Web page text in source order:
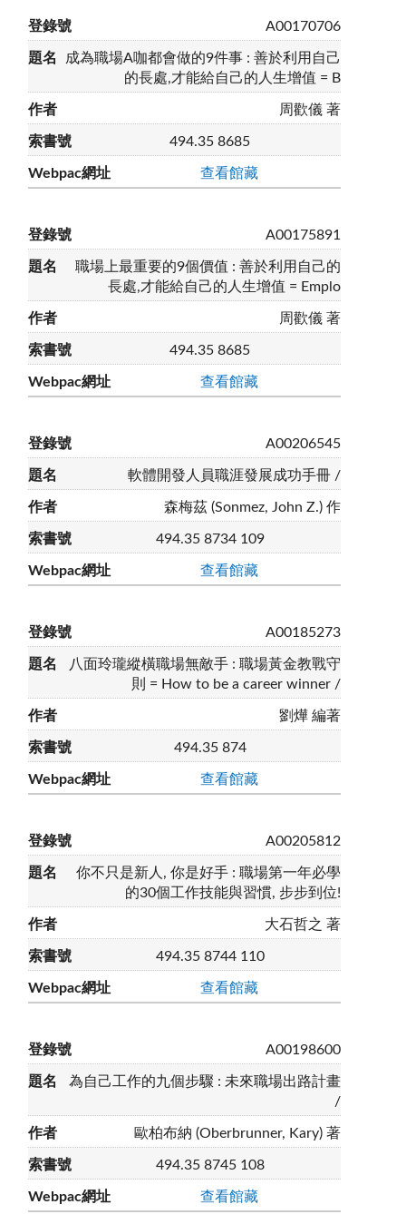
A00170706
成為職場A咖都會做的9件事 : 善於利用自己
的長處,才能給自己的人生增值 = B
周歡儀 著
494.35 8685
查看館藏
A00175891
職場上最重要的9個價值 : 善於利用自己的
長處,才能給自己的人生增值 = Emplo
周歡儀 著
494.35 8685
查看館藏
A00206545
軟體開發人員職涯發展成功手冊 /
森梅茲 (Sonmez, John Z.) 作
494.35 8734 109
查看館藏
A00185273
八面玲瓏縱橫職場無敵手 : 職場黃金教戰守
則 = How to be a career winner /
劉燁 編著
494.35 874
查看館藏
A00205812
你不只是新人, 你是好手 : 職場第一年必學
的30個工作技能與習慣, 步步到位!
大石哲之 著
494.35 8744 110
查看館藏
A00198600
為自己工作的九個步驟 : 未來職場出路計畫
/
歐柏布納 (Oberbrunner, Kary) 著
494.35 8745 108
查看館藏